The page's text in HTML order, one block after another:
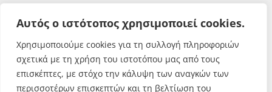
Αυτός ο ιστότοπος χρησιμοποιεί cookies.
Χρησιμοποιούμε cookies για τη συλλογή πληροφοριών
σχετικά με τη χρήση του ιστοτόπου μας από τους
επισκέπτες, με στόχο την κάλυψη των αναγκών των
περισσοτέρων επισκεπτών και τη βελτίωση του